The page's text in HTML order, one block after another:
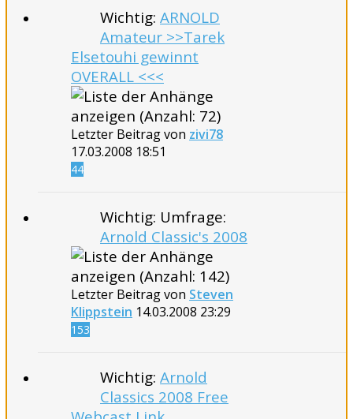
Wichtig: ARNOLD
Amateur >>Tarek
Elsetouhi gewinnt
OVERALL <<<
Letzter Beitrag von zivi78
17.03.2008 18:51
44
Wichtig: Umfrage:
Arnold Classic's 2008
Letzter Beitrag von Steven
Klippstein 14.03.2008 23:29
153
Wichtig: Arnold
Classics 2008 Free